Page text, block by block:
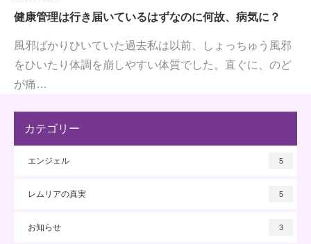
健康管理は行き届いているはずなのに何故、病気に？
風邪ばかりひいていた過去私は以前、しょっちゅう風邪
をひいたり体調を崩しやすい体質でした。直ぐに、のど
が痛…
カテゴリー
エンジェル 5
レムリアの真実 5
お知らせ 3